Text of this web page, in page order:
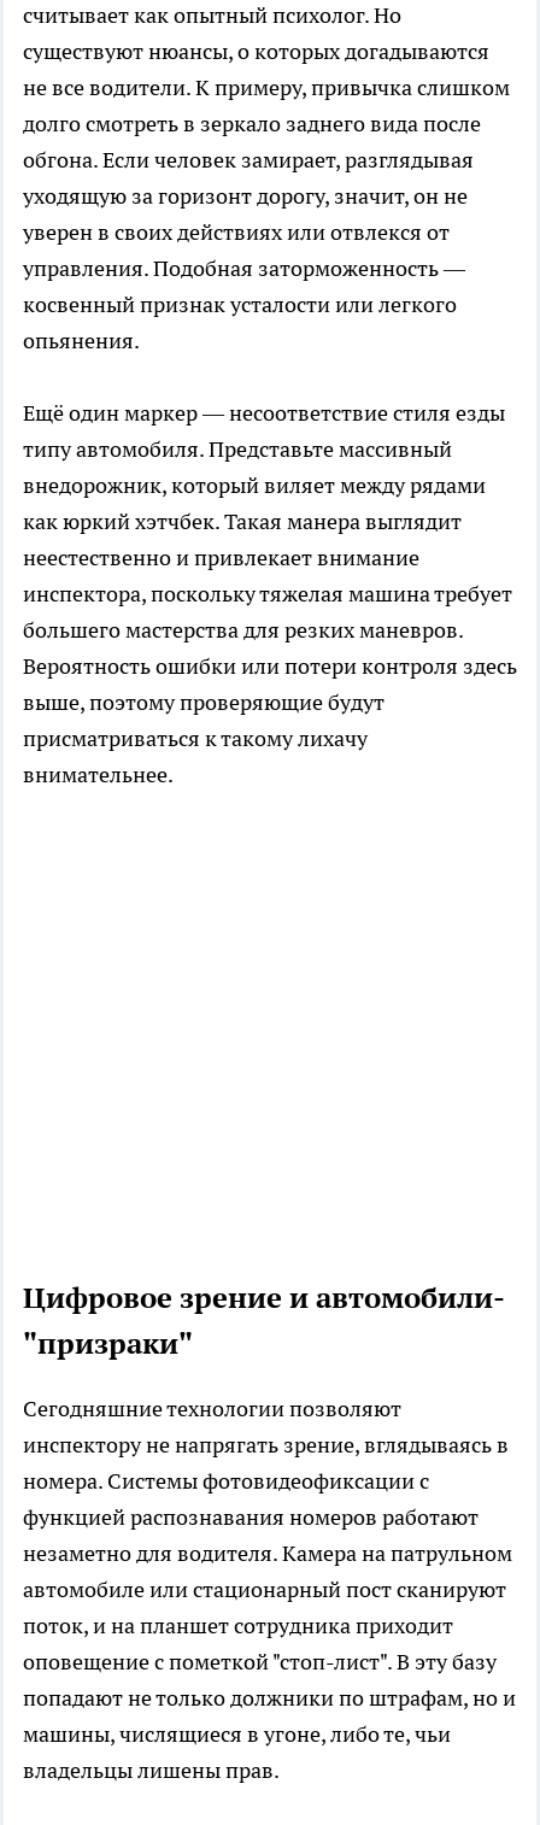
считывает как опытный психолог. Но
существуют нюансы, о которых догадываются
не все водители. К примеру, привычка слишком
долго смотреть в зеркало заднего вида после
обгона. Если человек замирает, разглядывая
уходящую за горизонт дорогу, значит, он не
уверен в своих действиях или отвлекся от
управления. Подобная заторможенность —
косвенный признак усталости или легкого
опьянения.
Ещё один маркер — несоответствие стиля езды
типу автомобиля. Представьте массивный
внедорожник, который виляет между рядами
как юркий хэтчбек. Такая манера выглядит
неестественно и привлекает внимание
инспектора, поскольку тяжелая машина требует
большего мастерства для резких маневров.
Вероятность ошибки или потери контроля здесь
выше, поэтому проверяющие будут
присматриваться к такому лихачу
внимательнее.
Цифровое зрение и автомобили-
"призраки"
Сегодняшние технологии позволяют
инспектору не напрягать зрение, вглядываясь в
номера. Системы фотовидеофиксации с
функцией распознавания номеров работают
незаметно для водителя. Камера на патрульном
автомобиле или стационарный пост сканируют
поток, и на планшет сотрудника приходит
оповещение с пометкой "стоп-лист". В эту базу
попадают не только должники по штрафам, но и
машины, числящиеся в угоне, либо те, чьи
владельцы лишены прав.